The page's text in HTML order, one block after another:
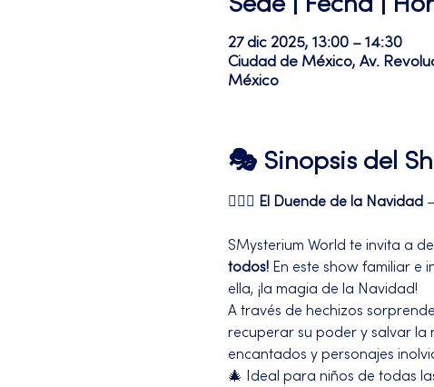
Sede | Fecha |
27 dic 2025, 13:00 – 14:30
Ciudad de México, Av.
México
🎭 Sinopsis del
🧝‍♂️✨ El Duende de la Navidad
SMysterium World te invita a
todos! En este show familiar e
ella, ¡la magia de la Navidad!
A través de hechizos
recuperar su poder y salvar la
encantados y personajes
🎄 Ideal para niños de todas